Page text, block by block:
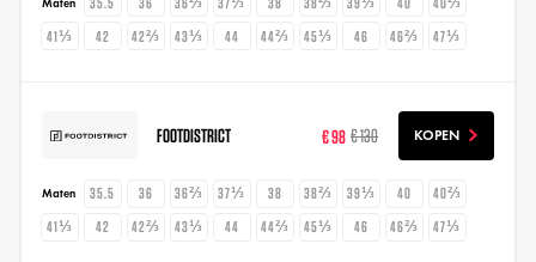
41⅓
42 42⅔ 43⅓ 44 44⅔ 45⅓ 46 46⅔ 47⅓
FOOTDISTRICT € 98 € 130 KOPEN
Maten 35.5 36 36⅔ 37⅓ 38 38⅔ 39⅓ 40
40⅔
41⅓
42 42⅔ 43⅓ 44 44⅔ 45⅓ 46 46⅔ 47⅓